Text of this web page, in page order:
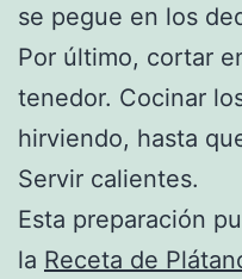
se pegue en los
Por último, cortar
tenedor. Cocinar
hirviendo, hasta
Servir calientes.
Esta preparación
la Receta de